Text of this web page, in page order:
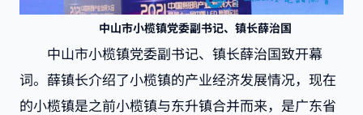
中山市小榄镇党委副书记、镇长薛治国
中山市小榄镇党委副书记、镇长薛治国致开幕
词。薛镇长介绍了小榄镇的产业经济发展情况，现在
的小榄镇是之前小榄镇与东升镇合并而来，是广东省